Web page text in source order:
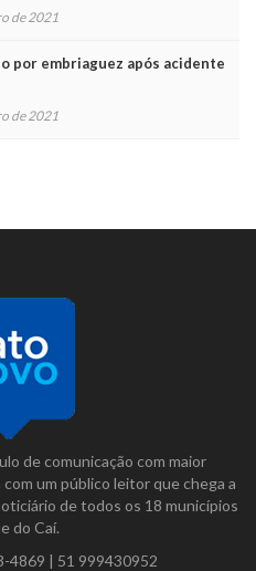
de 2021
por embriaguez após acidente
de 2021
de comunicação com maior
um público leitor que chega a
de todos os 18 municípios
do Caí.
4869 | 51 999430952